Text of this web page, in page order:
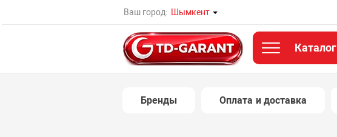
Ваш город: Шымкент
Каталог
Бренды Оплата и доставка